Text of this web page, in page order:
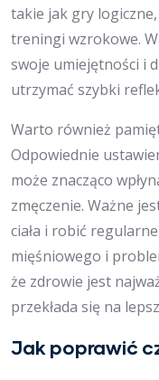
takie jak gry
treningi wzrokowe.
swoje umiejętności i
utrzymać szybki
Warto również
Odpowiednie
może znacząco
zmęczenie. Ważne
ciała i robić
mięśniowego i
że zdrowie jest
przekłada się na
Jak poprawić